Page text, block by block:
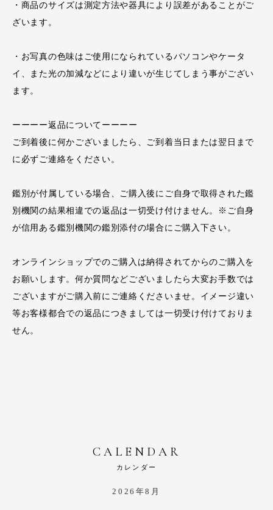
・商品のサイズは測定方法や器具により誤差があることがご
ざいます。
・お写真の色味はご使用になられているパソコンやケータ
イ、また光の加減などにより違いが生じてしまう事がござい
ます。
ーーーー返品についてーーーー
ご到着後に何かございましたら、ご到着当日または翌日まで
に必ずご連絡をください。
鑑別が付属している場合、ご購入後にご自身で取得された鑑
別機関の結果相違での返品は一切受け付けません。※ご自身
が信用ある鑑別機関の鑑別添付の場合にご購入下さい。
オンラインショップでのご購入は納得されてからのご購入を
お願いします。何か質問などございましたら大変お手数では
ございますがご購入前にご連絡くださいませ。イメージ違い
等お客様都合での返品につきましては一切受け付けておりま
せん。
CALENDAR
カレンダー
2026年8月